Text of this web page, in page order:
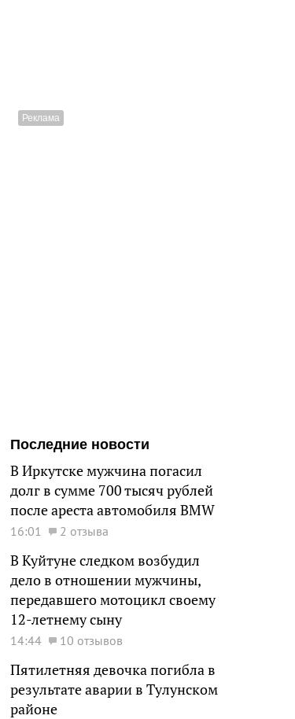
Последние новости
В Иркутске мужчина погасил
долг в сумме 700 тысяч рублей
после ареста автомобиля BMW
16:01 2 отзыва
В Куйтуне следком возбудил
дело в отношении мужчины,
передавшего мотоцикл своему
12-летнему сыну
14:44 10 отзывов
Пятилетняя девочка погибла в
результате аварии в Тулунском
районе